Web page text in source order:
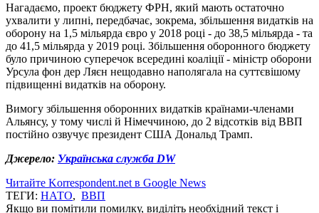
Нагадаємо, проект бюджету ФРН, який мають остаточно
ухвалити у липні, передбачає, зокрема, збільшення видатків на
оборону на 1,5 мільярда євро у 2018 році - до 38,5 мільярда - та
до 41,5 мільярда у 2019 році. Збільшення оборонного бюджету
було причиною суперечок всередині коаліції - міністр оборони
Урсула фон дер Ляєн нещодавно наполягала на суттєвішому
підвищенні видатків на оборону.
Вимогу збільшення оборонних видатків країнами-членами
Альянсу, у тому числі й Німеччиною, до 2 відсотків від ВВП
постійно озвучує президент США Дональд Трамп.
Джерело: Українська служба DW
Читайте Korrespondent.net в Google News
ТЕГИ: НАТО, ВВП
Якщо ви помітили помилку, виділіть необхідний текст і